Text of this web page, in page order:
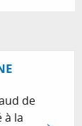
de
à la